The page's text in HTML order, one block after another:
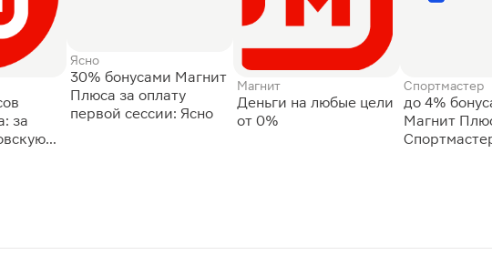
за
Ясно
30% бонусами Магнит
Плюса за оплату
первой сессии: Ясно
Магнит
Деньги на любые цели
от 0%
Спортмастер
до 4%
Магнит